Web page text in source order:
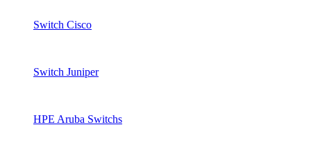
Switch Cisco
Switch Juniper
HPE Aruba Switchs